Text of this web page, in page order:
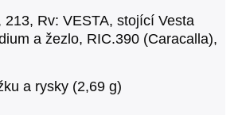
213, Rv: VESTA, stojící Vesta
a žezlo, RIC.390 (Caracalla),
a rysky (2,69 g)